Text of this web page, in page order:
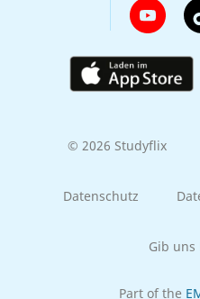
© 2026 Studyflix
Datenschutz
Gib uns
Part of the